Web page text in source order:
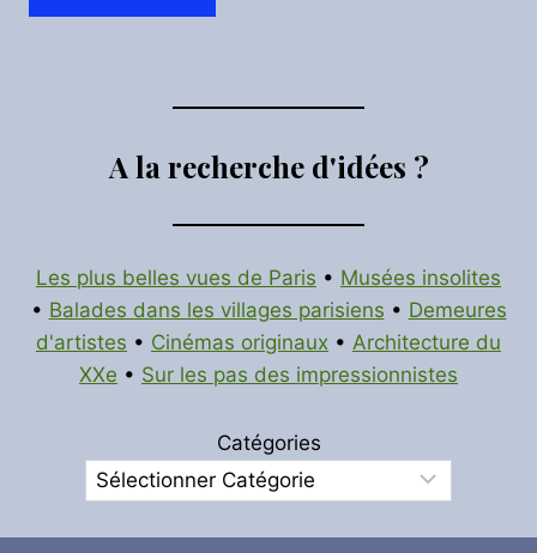
A la recherche d'idées ?
Les plus belles vues de Paris • Musées insolites
• Balades dans les villages parisiens • Demeures
d'artistes • Cinémas originaux • Architecture du
XXe • Sur les pas des impressionnistes
Catégories